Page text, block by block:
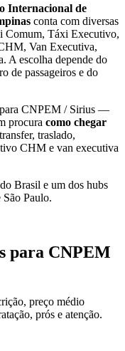
Internacional de
conta com diversas
Comum, Táxi Executivo,
Van Executiva,
A escolha depende do
de passageiros e do
para CNPEM / Sirius —
procura como chegar
traslado,
CHM e van executiva
Brasil e um dos hubs
São Paulo.
para CNPEM
preço médio
prós e atenção.